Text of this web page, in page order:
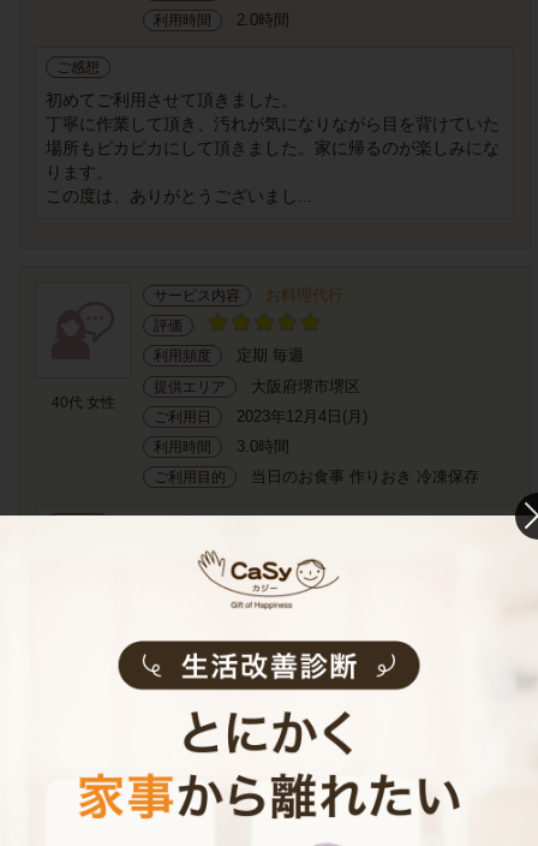
利用時間 2.0時間
ご感想
初めてご利用させて頂きました。
丁寧に作業して頂き、汚れが気になりながら目を背けていた
場所もピカピカにして頂きました。家に帰るのが楽しみにな
ります。
この度は、ありがとうございまし...
40代 女性
サービス内容 お料理代行
評価
利用頻度
定期 毎週
提供エリア 大阪府堺市堺区
ご利用日 2023年12月4日(月)
利用時間 3.0時間
ご利用目的 当日のお食事 作りおき 冷凍保存
毎週ありがとうございます。
全料理美味しかったですが、特にロールキャベツが美味し
20代 男性
提供エリア 大阪府吹田市
2023年12月3日(日)